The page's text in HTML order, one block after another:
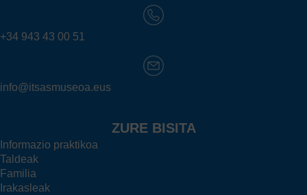
+34 943 43 00 51
info@itsasmuseoa.eus
ZURE BISITA
Informazio praktikoa
Taldeak
Familia
Irakasleak